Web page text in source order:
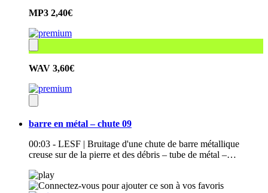
MP3 2,40€
WAV 3,60€
barre en métal – chute 09
00:03 - LESF | Bruitage d'une chute de barre métallique
creuse sur de la pierre et des débris – tube de métal –…